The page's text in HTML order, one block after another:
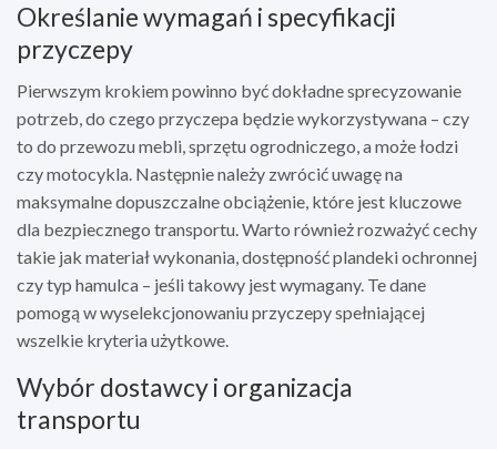
Określanie wymagań i specyfikacji
przyczepy
Pierwszym krokiem powinno być dokładne sprecyzowanie
potrzeb, do czego przyczepa będzie wykorzystywana – czy
to do przewozu mebli, sprzętu ogrodniczego, a może łodzi
czy motocykla. Następnie należy zwrócić uwagę na
maksymalne dopuszczalne obciążenie, które jest kluczowe
dla bezpiecznego transportu. Warto również rozważyć cechy
takie jak materiał wykonania, dostępność plandeki ochronnej
czy typ hamulca – jeśli takowy jest wymagany. Te dane
pomogą w wyselekcjonowaniu przyczepy spełniającej
wszelkie kryteria użytkowe.
Wybór dostawcy i organizacja
transportu